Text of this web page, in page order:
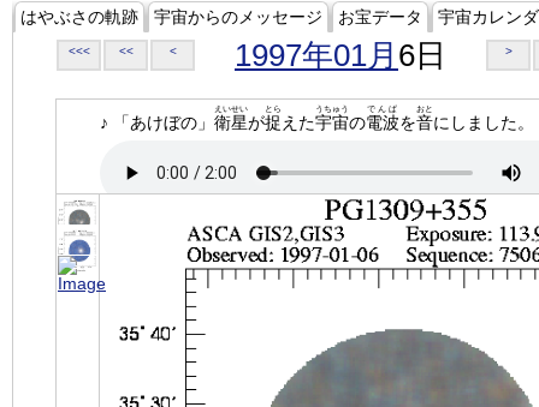
はやぶさの軌跡 宇宙からのメッセージ お宝データ 宇宙カレン
<<< << < 1997年01月 6日 >
♪ 「あけぼの」 衛星
えいせい
が捉
とら
えた宇宙
うちゅう
の電波
でんぱ
を音
おと
にしました。